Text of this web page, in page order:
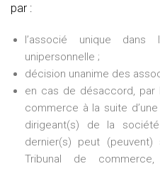
par :
l’associé unique
unipersonnelle ;
décision unanime des
en cas de désaccord, par
commerce à la suite
dirigeant(s) de la
dernier(s) peut
Tribunal de